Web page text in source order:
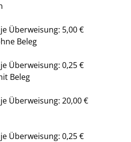
Überweisung: 5,00 €
Beleg
Überweisung: 0,25 €
Beleg
Überweisung: 20,00 €
Überweisung: 0,25 €